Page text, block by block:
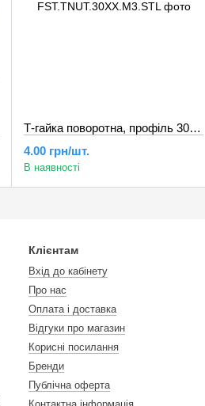
Т-гайка поворотна, профіль 30хх, сталь, М3
4.00 грн/шт.
В наявності
Клієнтам
Вхід до кабінету
Про нас
Оплата і доставка
Відгуки про магазин
Корисні посилання
Бренди
Публічна оферта